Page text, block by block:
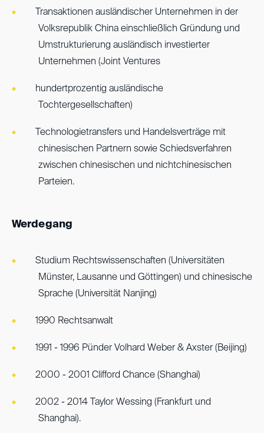
Transaktionen ausländischer Unternehmen in der
Volksrepublik China einschließlich Gründung und
Umstrukturierung ausländisch investierter
Unternehmen (Joint Ventures
hundertprozentig ausländische
Tochtergesellschaften)
Technologietransfers und Handelsverträge mit
chinesischen Partnern sowie Schiedsverfahren
zwischen chinesischen und nichtchinesischen
Parteien.
Werdegang
Studium Rechtswissenschaften (Universitäten
Münster, Lausanne und Göttingen) und chinesische
Sprache (Universität Nanjing)
1990 Rechtsanwalt
1991 - 1996 Pünder Volhard Weber & Axster (Beijing)
2000 - 2001 Clifford Chance (Shanghai)
2002 - 2014 Taylor Wessing (Frankfurt und
Shanghai).